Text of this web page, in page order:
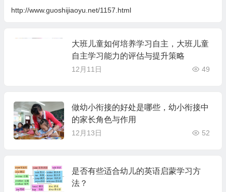
http://www.guoshijiaoyu.net/1157.html
大班儿童如何培养学习自主，大班儿童
自主学习能力的评估与提升策略
12月11日 49
做幼小衔接的好处是哪些，幼小衔接中
的家长角色与作用
12月13日 52
是否有些适合幼儿的英语启蒙学习方
法？